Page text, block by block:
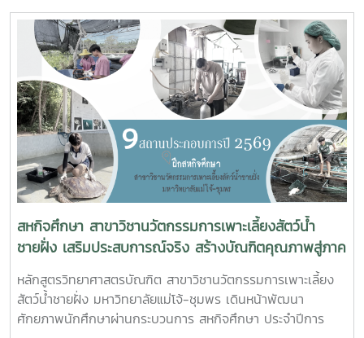
ศาลากลางจังหวัดชุมพร โดยมีนายจักรพงศ์ นิลไพรัช ธนารักษ์
พื้นที่ชุมพร เป็นประธานในการประชุมในการนี้ นายอุดม จิตตวงค์
โยธาธิการและผังเมืองจังหวัดชุมพร พร้อมด้วยคณะที่ปรึกษา
โครงการจัดรูปที่ดินเพื่อพัฒนาพื้นที่ส่วนจังหวัดชุมพร บริเวณ
ถนนผังเมืองรวม สาย ก3 และก4 ในเขตผังเมืองรวมชุมชน
ปากน้ำหลังสวน เข้าร่วมการประชุมฯ ดังกล่าว เพื่อพิจารณาขอ
ความเห็นชอบค่าชดเชยต้นไม้และพืชผล และค่าชดเชยอาคารและ
สิ่งปลูกสร้างจากกองทุนจัดรูปที่ดินเพื่อพัฒนาพื้นที่มติที่ประชุม
รับทราบรายละเอียดราคาและเห็นควรให้เสนอคณะกรรมการ
จังหวัดขอรับเงินอุดหนุนจากกกองทุนจัดรูปเพื่อพัฒนาพื้นที่
สหกิจศึกษา สาขาวิชานวัตกรรมการเพาะเลี้ยงสัตว์น้ำ
ชายฝั่ง เสริมประสบการณ์จริง สร้างบัณฑิตคุณภาพสู่ภาค
อุตสาหกรรมการผลิตสัตว์น้ำ
หลักสูตรวิทยาศาสตรบัณฑิต สาขาวิชานวัตกรรมการเพาะเลี้ยง
สัตว์น้ำชายฝั่ง มหาวิทยาลัยแม่โจ้-ชุมพร เดินหน้าพัฒนา
ศักยภาพนักศึกษาผ่านกระบวนการ สหกิจศึกษา ประจำปีการ